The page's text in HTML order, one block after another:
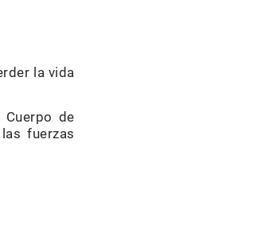
la vida
de
fuerzas